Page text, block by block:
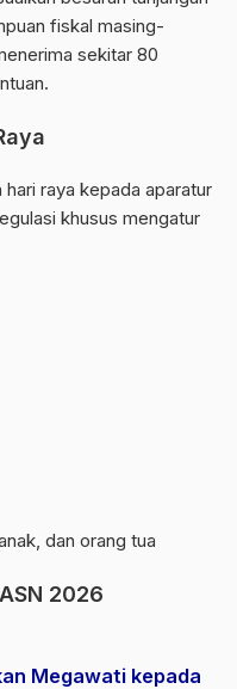
fiskal masing-
sekitar 80
raya kepada aparatur
khusus mengatur
dan orang tua
2026
Megawati kepada